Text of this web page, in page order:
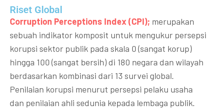
Riset Global​
Corruption Perceptions Index (CPI); merupakan
sebuah indikator komposit untuk mengukur persepsi
korupsi sektor publik pada skala 0 (sangat korup)
hingga 100 (sangat bersih) di 180 negara dan wilayah
berdasarkan kombinasi dari 13 survei global.
Penilaian korupsi menurut persepsi pelaku usaha
dan penilaian ahli sedunia kepada lembaga publik.